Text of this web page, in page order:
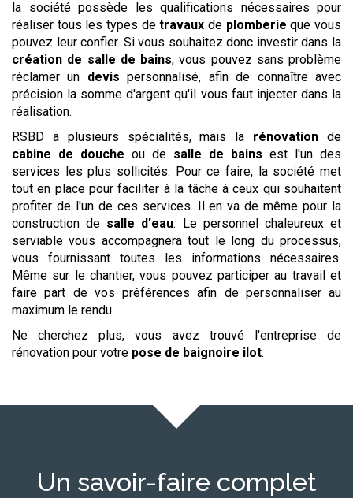
la société possède les qualifications nécessaires pour
réaliser tous les types detravaux de plomberie que vous
pouvez leur confier. Si vous souhaitez donc investir dans la
création de salle de bains, vous pouvez sans problème
réclamer un devis personnalisé, afin de connaître avec
précision la somme d'argent qu'il vous faut injecter dans la
réalisation.
RSBD a plusieurs spécialités, mais la rénovation de
cabine de douche ou de salle de bains est l'un des
services les plus sollicités. Pour ce faire, la société met
tout en place pour faciliter à la tâche à ceux qui souhaitent
profiter de l'un de ces services. Il en va de même pour la
construction de salle d'eau. Le personnel chaleureux et
serviable vous accompagnera tout le long du processus,
vous fournissant toutes les informations nécessaires.
Même sur le chantier, vous pouvez participer au travail et
faire part de vos préférences afin de personnaliser au
maximum le rendu.
Ne cherchez plus, vous avez trouvé l'entreprise de
rénovation pour votre pose de baignoire ilot.
Un savoir-faire complet